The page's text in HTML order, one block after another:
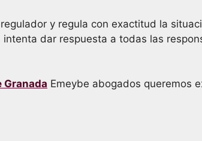
y regula con exactitud la
dar respuesta a todas las
Granada Emeybe abogados queremos